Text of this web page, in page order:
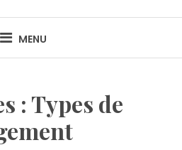
MENU
:Types de